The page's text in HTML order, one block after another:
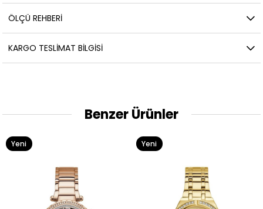
ÖLÇÜ REHBERI
KARGO TESLIMAT BILGISI
Benzer Ürünler